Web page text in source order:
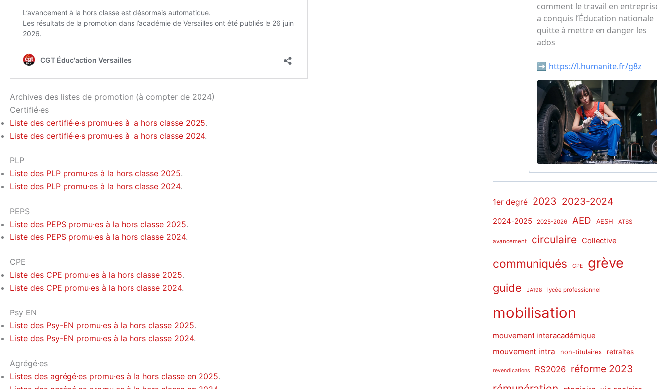
Archives des listes de promotion (à compter de 2024)
Certifié·es
Liste des certifié·e·s promu·es à la hors classe 2025.
Liste des certifié·e·s promu·es à la hors classe 2024.
PLP
Liste des PLP promu·es à la hors classe 2025.
Liste des PLP promu·es à la hors classe 2024.
PEPS
Liste des PEPS promu·es à la hors classe 2025.
Liste des PEPS promu·es à la hors classe 2024.
CPE
Liste des CPE promu·es à la hors classe 2025.
Liste des CPE promu·es à la hors classe 2024.
Psy EN
Liste des Psy-EN promu·es à la hors classe 2025.
Liste des Psy-EN promu·es à la hors classe 2024.
Agrégé·es
Listes des agrégé·es promu·es à la hors classe en 2025.
1er degré 2023 2023-2024
2024-2025 2025-2026 AED AESH ATSS
avancement circulaire Collective
communiqués CPE grève
guide JA198 lycée professionnel
mobilisation
mouvement interacadémique
mouvement intra non-titulaires retraites
revendications RS2026 réforme 2023